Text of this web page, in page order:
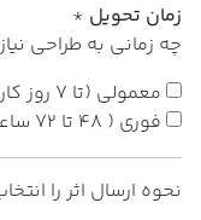
زمان تحویل *
چه زمانی به طراحی
معمولی (تا 7 روز کاری)
فوری ( 48 تا 72 ساعت ) هزینه اضافی دارد
نحوه ارسال اثر را